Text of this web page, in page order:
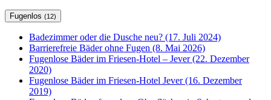
Fugenlos (12)
Badezimmer oder die Dusche neu? (17. Juli 2024)
Barrierefreie Bäder ohne Fugen (8. Mai 2026)
Fugenlose Bäder im Friesen-Hotel – Jever (22. Dezember
2020)
Fugenlose Bäder im Friesen-Hotel Jever (16. Dezember
2019)